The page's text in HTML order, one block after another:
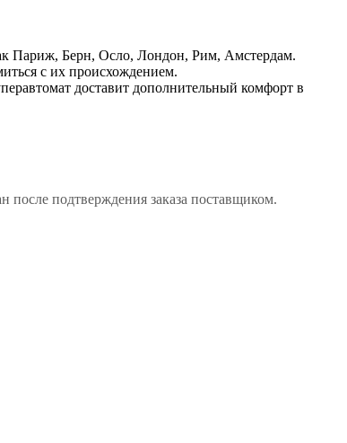
Париж, Берн, Осло, Лондон, Рим, Амстердам.
с их происхождением.
доставит дополнительный комфорт в
после подтверждения заказа поставщиком.